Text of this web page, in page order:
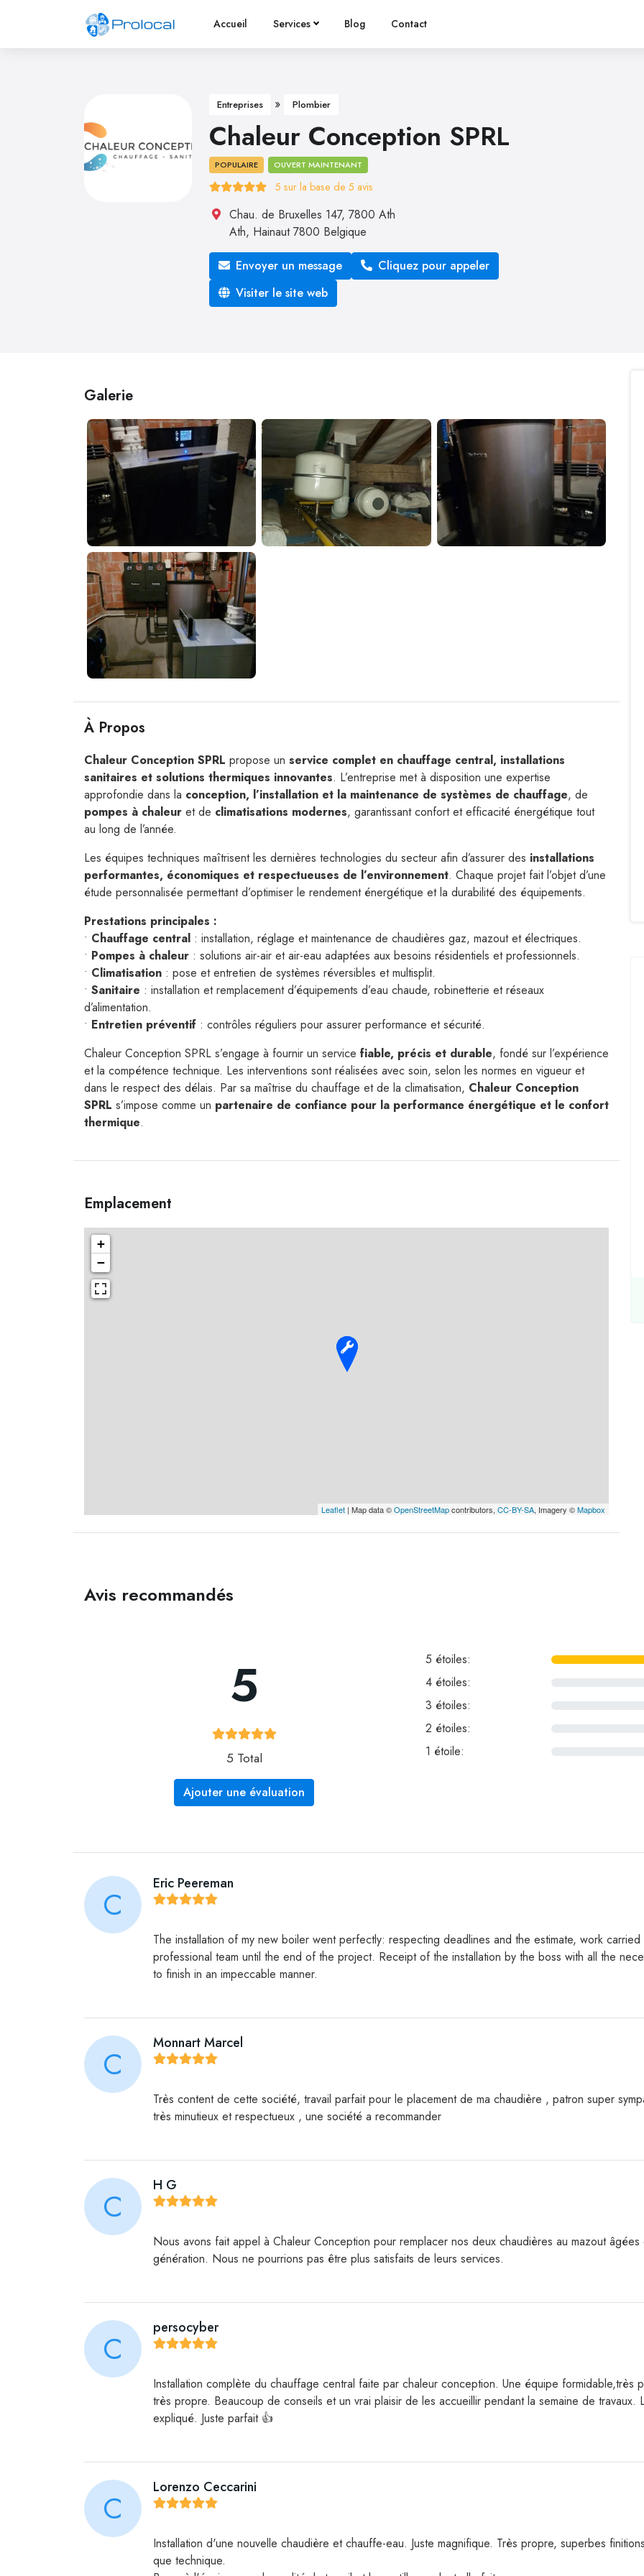
Accueil Services Blog Contact
Entreprises » Plombier
Chaleur Conception SPRL
POPULAIRE OUVERT MAINTENANT
5 sur la base de 5 avis
Chau. de Bruxelles 147, 7800 Ath
Ath, Hainaut 7800 Belgique
Envoyer un message
Cliquez pour appeler
Visiter le site web
À Propos
Chaleur Conception SPRL propose un service complet en chauffage central, installations
sanitaires et solutions thermiques innovantes. L’entreprise met à disposition une expertise
approfondie dans la conception, l’installation et la maintenance de systèmes de chauffage, de
pompes à chaleur et de climatisations modernes, garantissant confort et efficacité énergétique tout
au long de l’année.
Les équipes techniques maîtrisent les dernières technologies du secteur afin d’assurer des installations
performantes, économiques et respectueuses de l’environnement. Chaque projet fait l’objet d’une
étude personnalisée permettant d’optimiser le rendement énergétique et la durabilité des équipements.
Prestations principales :
• Chauffage central : installation, réglage et maintenance de chaudières gaz, mazout et électriques.
• Pompes à chaleur : solutions air-air et air-eau adaptées aux besoins résidentiels et professionnels.
• Climatisation : pose et entretien de systèmes réversibles et multisplit.
• Sanitaire : installation et remplacement d’équipements d’eau chaude, robinetterie et réseaux
d’alimentation.
• Entretien préventif : contrôles réguliers pour assurer performance et sécurité.
Chaleur Conception SPRL s’engage à fournir un service fiable, précis et durable, fondé sur l’expérience
et la compétence technique. Les interventions sont réalisées avec soin, selon les normes en vigueur et
dans le respect des délais. Par sa maîtrise du chauffage et de la climatisation, Chaleur Conception
SPRL s’impose comme un partenaire de confiance pour la performance énergétique et le confort
thermique.
Galerie
Emplacement
+
−
Leaflet | Map data ©OpenStreetMapcontributors, CC-BY-SA, Imagery ©Mapbox
Avis recommandés
5
5 Total
Ajouter une évaluation
5 étoiles:
4 étoiles:
3 étoiles:
2 étoiles:
1 étoile:
C
Eric Peereman
The installation of my new boiler went perfectly: respecting deadlines and the estimate, work
professional team until the end of the project. Receipt of the installation by the boss with all the
to finish in an impeccable manner.
C
Monnart Marcel
Très content de cette société, travail parfait pour le placement de ma chaudière , patron super
très minutieux et respectueux , une société a recommander
C
H G
Nous avons fait appel à Chaleur Conception pour remplacer nos deux chaudières au mazout
génération. Nous ne pourrions pas être plus satisfaits de leurs services.
C
persocyber
Installation complète du chauffage central faite par chaleur conception. Une équipe
très propre. Beaucoup de conseils et un vrai plaisir de les accueillir pendant la semaine de
expliqué. Juste parfait 👍
C
Lorenzo Ceccarini
Installation d'une nouvelle chaudière et chauffe-eau. Juste magnifique. Très propre, superbes
que technique.